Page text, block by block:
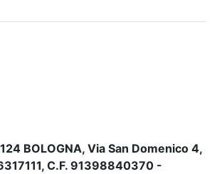
BOLOGNA, Via San Domenico 4,
C.F. 91398840370 -